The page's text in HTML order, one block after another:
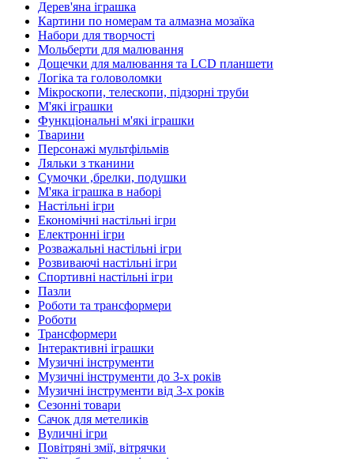
Дерев'яна іграшка
Картини по номерам та алмазна мозаїка
Набори для творчості
Мольберти для малювання
Дощечки для малювання та LCD планшети
Логіка та головоломки
Мікроскопи, телескопи, підзорні труби
М'які іграшки
Функціональні м'які іграшки
Тварини
Персонажі мультфільмів
Ляльки з тканини
Сумочки ,брелки, подушки
М'яка іграшка в наборі
Настільні ігри
Економічні настільні ігри
Електронні ігри
Розважальні настільні ігри
Розвиваючі настільні ігри
Спортивні настільні ігри
Пазли
Роботи та трансформери
Роботи
Трансформери
Інтерактивні іграшки
Музичні інструменти
Музичні інструменти до 3-х років
Музичні інструменти від 3-х років
Сезонні товари
Сачок для метеликів
Вуличні ігри
Повітряні змії, вітрячки